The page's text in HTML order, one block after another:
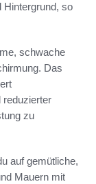
Hintergrund, so
schwache
Das
reduzierter
zu
auf gemütliche,
Mauern mit